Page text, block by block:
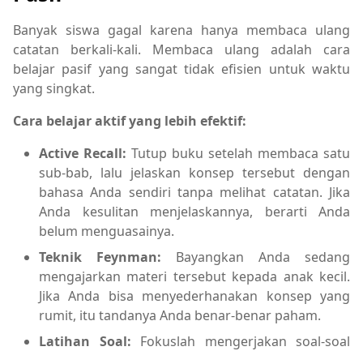
Banyak siswa gagal karena hanya membaca ulang
catatan berkali-kali. Membaca ulang adalah cara
belajar pasif yang sangat tidak efisien untuk waktu
yang singkat.
Cara belajar aktif yang lebih efektif:
Active Recall: Tutup buku setelah membaca satu
sub-bab, lalu jelaskan konsep tersebut dengan
bahasa Anda sendiri tanpa melihat catatan. Jika
Anda kesulitan menjelaskannya, berarti Anda
belum menguasainya.
Teknik Feynman: Bayangkan Anda sedang
mengajarkan materi tersebut kepada anak kecil.
Jika Anda bisa menyederhanakan konsep yang
rumit, itu tandanya Anda benar-benar paham.
Latihan Soal: Fokuslah mengerjakan soal-soal